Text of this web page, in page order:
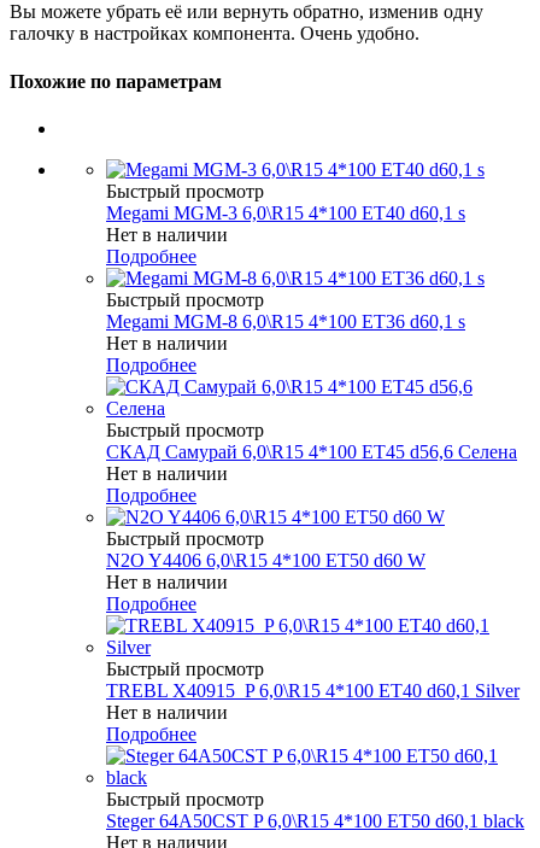
Вы можете убрать её или вернуть обратно, изменив одну
галочку в настройках компонента. Очень удобно.
Похожие по параметрам
Быстрый просмотр
Megami MGM-3 6,0\R15 4*100 ET40 d60,1 s
Нет в наличии
Подробнее
Быстрый просмотр
Megami MGM-8 6,0\R15 4*100 ET36 d60,1 s
Нет в наличии
Подробнее
Быстрый просмотр
СКАД Самурай 6,0\R15 4*100 ET45 d56,6 Селена
Нет в наличии
Подробнее
Быстрый просмотр
N2O Y4406 6,0\R15 4*100 ET50 d60 W
Нет в наличии
Подробнее
Быстрый просмотр
TREBL X40915_P 6,0\R15 4*100 ET40 d60,1 Silver
Нет в наличии
Подробнее
Быстрый просмотр
Steger 64A50CST P 6,0\R15 4*100 ET50 d60,1 black
Нет в наличии